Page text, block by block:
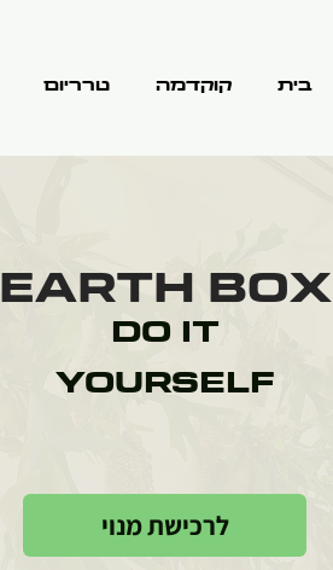
בית קוקדמה טרריום
Earth Box
Do It
Yourself
לרכישת מנוי